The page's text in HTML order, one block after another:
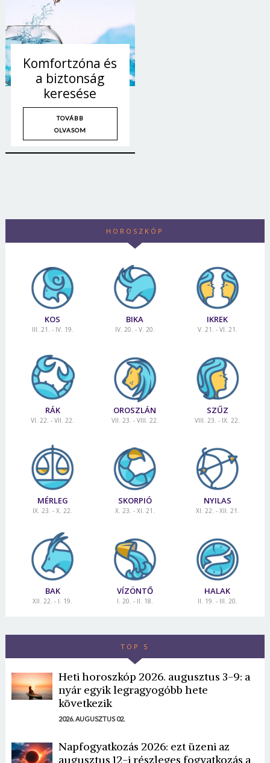
Komfortzóna és
a biztonság
keresése
TOVÁBB
OLVASOM
HOROSZKÓP
KOS
III. 21. - IV. 19.
BIKA
IV. 20. - V. 20.
IKREK
V. 21. - VI. 21.
RÁK
VI. 22. - VII. 22.
OROSZLÁN
VII. 23. - VIII. 22.
SZŰZ
VIII. 23. - IX. 22.
MÉRLEG
IX. 23. - X. 22.
SKORPIÓ
X. 23. - XI. 21.
NYILAS
XI. 22. - XII. 21.
BAK
XII. 22. - I. 19.
VÍZÖNTŐ
I. 20. - II. 18.
HALAK
II. 19. - III. 20.
TOP 5
Heti horoszkóp 2026. augusztus 3-9: a
nyár egyik legragyogóbb hete
következik
2026. AUGUSZTUS 02.
Napfogyatkozás 2026: ezt üzeni az
augusztus 12-i részleges fogyatkozás a